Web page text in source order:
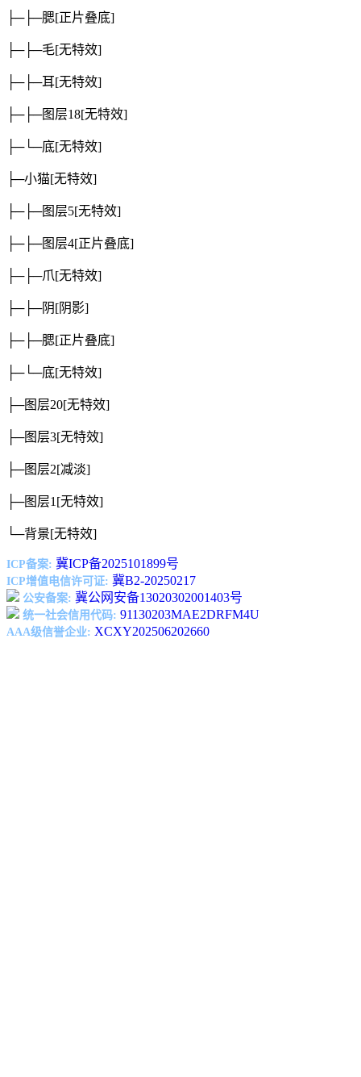
├─├─腮[正片叠底]
├─├─毛[无特效]
├─├─耳[无特效]
├─├─图层18[无特效]
├─└─底[无特效]
├─小猫[无特效]
├─├─图层5[无特效]
├─├─图层4[正片叠底]
├─├─爪[无特效]
├─├─阴[阴影]
├─├─腮[正片叠底]
├─└─底[无特效]
├─图层20[无特效]
├─图层3[无特效]
├─图层2[减淡]
├─图层1 [无特效]
└─背景[无特效]
ICP备案: 冀ICP备2025101899号
ICP增值电信许可证: 冀B2-20250217
公安备案: 冀公网安备13020302001403号
统一社会信用代码: 91130203MAE2DRFM4U
AAA级信誉企业: XCXY202506202660